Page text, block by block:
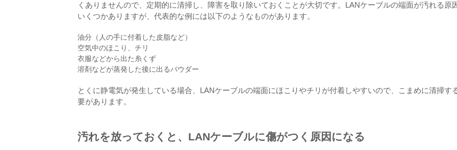
くありませんので、定期的に清掃し、障害を取り除いておくことが大切です。LANケーブルの端面が汚れる原
いくつかありますが、代表的な例には以下のようなものがあります。
油分（人の手に付着した皮脂など）
空気中のほこり、チリ
衣服などから出た糸くず
溶剤などが蒸発した後に出るパウダー
とくに静電気が発生している場合、LANケーブルの端面にほこりやチリが付着しやすいので、こまめに清掃す
要があります。
汚れを放っておくと、LANケーブルに傷がつく原因になる